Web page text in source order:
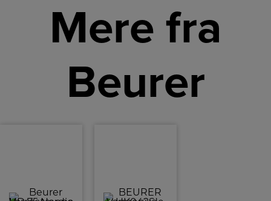
Mere fra
Beurer